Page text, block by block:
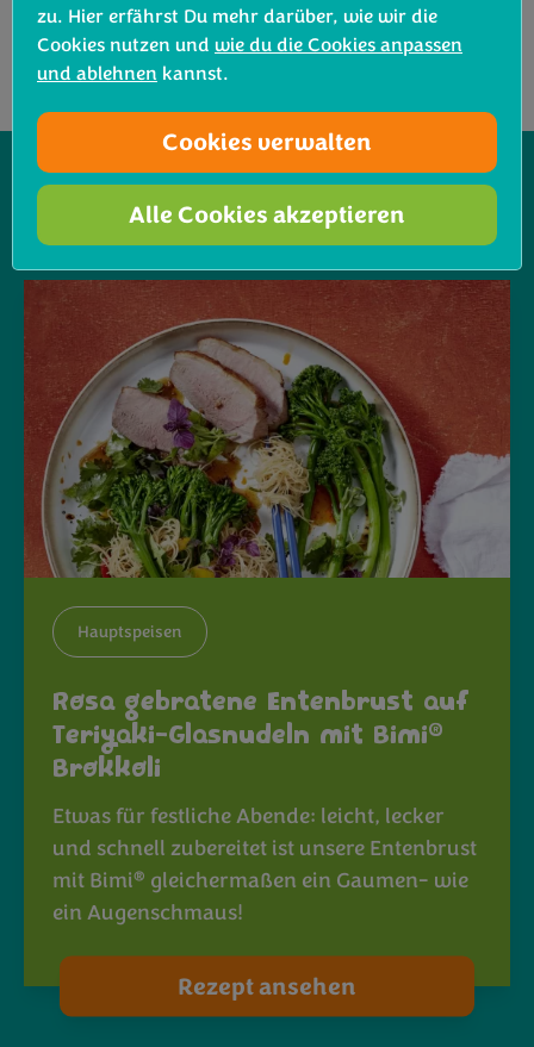
Verwandte Rezepte
Hauptspeisen
Rosa gebratene Entenbrust auf
Teriyaki-Glasnudeln mit Bimi®
Brokkoli
Etwas für festliche Abende: leicht, lecker
und schnell zubereitet ist unsere Entenbrust
mit Bimi® gleichermaßen ein Gaumen- wie
ein Augenschmaus!
Rezept ansehen
zu. Hier erfährst Du mehr darüber, wie wir die
Cookies nutzen und wie du die Cookies anpassen
und ablehnen kannst.
Cookies verwalten
Alle Cookies akzeptieren